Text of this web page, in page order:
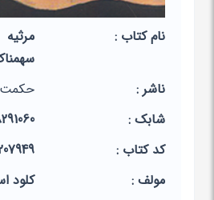
نام کتاب :
ناشر :
حکمت
شابک :
کد کتاب :
مولف :
کلود